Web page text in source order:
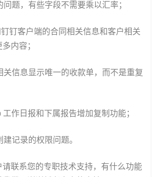
题，有些字段不需要乘以汇率；
钉客户端的合同相关信息和客户相关
内容；
关信息显示唯一的收款单，而不是重复
作日报和下属报告增加复制功能；
记录的权限问题。
请联系您的专职技术支持，有什么功能